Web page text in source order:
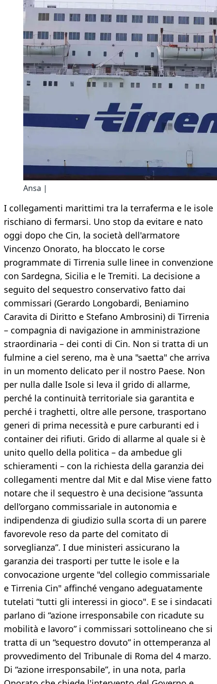
Ansa |
I collegamenti marittimi tra la terraferma e le isole
rischiano di fermarsi. Uno stop da evitare e nato
oggi dopo che Cin, la società dell'armatore
Vincenzo Onorato, ha bloccato le corse
programmate di Tirrenia sulle linee in convenzione
con Sardegna, Sicilia e le Tremiti. La decisione a
seguito del sequestro conservativo fatto dai
commissari (Gerardo Longobardi, Beniamino
Caravita di Diritto e Stefano Ambrosini) di Tirrenia
– compagnia di navigazione in amministrazione
straordinaria – dei conti di Cin. Non si tratta di un
fulmine a ciel sereno, ma è una "saetta" che arriva
in un momento delicato per il nostro Paese. Non
per nulla dalle Isole si leva il grido di allarme,
perché la continuità territoriale sia garantita e
perché i traghetti, oltre alle persone, trasportano
generi di prima necessità e pure carburanti ed i
container dei rifiuti. Grido di allarme al quale si è
unito quello della politica – da ambedue gli
schieramenti – con la richiesta della garanzia dei
collegamenti mentre dal Mit e dal Mise viene fatto
notare che il sequestro è una decisione “assunta
dell’organo commissariale in autonomia e
indipendenza di giudizio sulla scorta di un parere
favorevole reso da parte del comitato di
sorveglianza”. I due ministeri assicurano la
garanzia dei trasporti per tutte le isole e la
convocazione urgente "del collegio commissariale
e Tirrenia Cin" affinché vengano adeguatamente
tutelati “tutti gli interessi in gioco". E se i sindacati
parlano di “azione irresponsabile con ricadute su
mobilità e lavoro” i commissari sottolineano che si
tratta di un “sequestro dovuto” in ottemperanza al
provvedimento del Tribunale di Roma del 4 marzo.
Di “azione irresponsabile”, in una nota, parla